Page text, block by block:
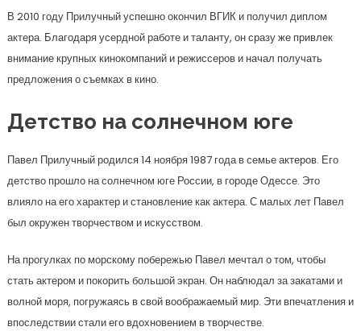
В 2010 году Прилучный успешно окончил ВГИК и получил диплом
актера. Благодаря усердной работе и таланту, он сразу же привлек
внимание крупных кинокомпаний и режиссеров и начал получать
предложения о съемках в кино.
Детство на солнечном юге
Павел Прилучный родился 14 ноября 1987 года в семье актеров. Его
детство прошло на солнечном юге России, в городе Одессе. Это
влияло на его характер и становление как актера. С малых лет Павел
был окружен творчеством и искусством.
На прогулках по морскому побережью Павел мечтал о том, чтобы
стать актером и покорить большой экран. Он наблюдал за закатами и
волной моря, погружаясь в свой воображаемый мир. Эти впечатления и
впоследствии стали его вдохновением в творчестве.